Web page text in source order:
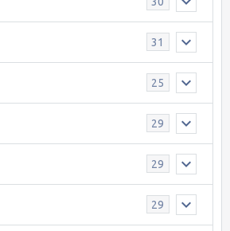
31
25
29
29
29